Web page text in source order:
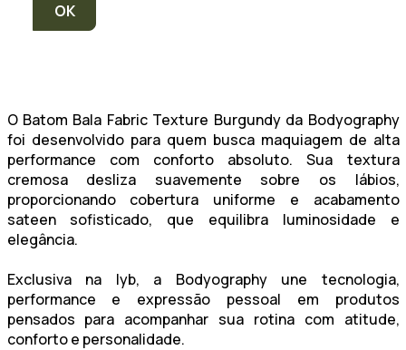
O Batom Bala Fabric Texture Burgundy da Bodyography
foi desenvolvido para quem busca maquiagem de alta
performance com conforto absoluto. Sua textura
cremosa desliza suavemente sobre os lábios,
proporcionando cobertura uniforme e acabamento
sateen sofisticado, que equilibra luminosidade e
elegância.
Exclusiva na lyb, a Bodyography une tecnologia,
performance e expressão pessoal em produtos
pensados para acompanhar sua rotina com atitude,
conforto e personalidade.